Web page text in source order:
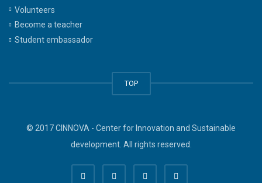
Volunteers
Become a teacher
Student embassador
TOP
© 2017 CINNOVA - Center for Innovation and Sustainable
development. All rights reserved.